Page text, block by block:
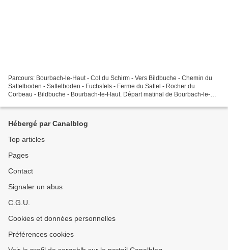
Parcours: Bourbach-le-Haut - Col du Schirm - Vers Bildbuche - Chemin du
Sattelboden - Sattelboden - Fuchsfels - Ferme du Sattel - Rocher du
Corbeau - Bildbuche - Bourbach-le-Haut. Départ matinal de Bourbach-le-
Hébergé par Canalblog
Top articles
Pages
Contact
Signaler un abus
C.G.U.
Cookies et données personnelles
Préférences cookies